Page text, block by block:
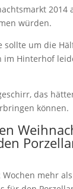
2014
würden.
sollte um die
im Hinterhof
das
können.
mehr